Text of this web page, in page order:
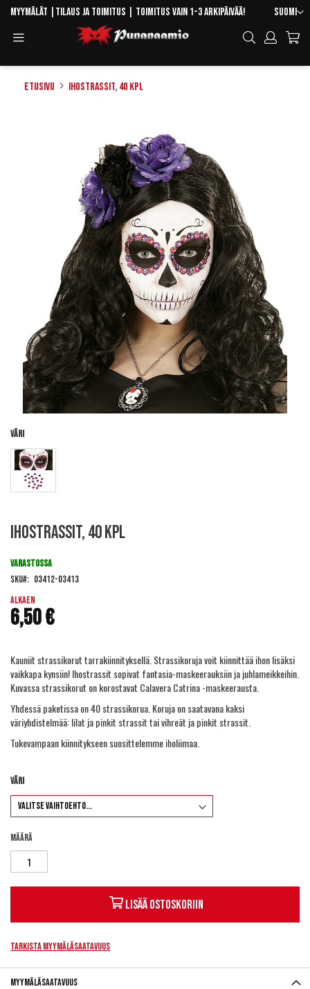
Skip
Content
Kieli
Suomi
Myymälät Tilaus ja toimitus | Toimitus vain 1-3 arkipäivää!
Hae
Etusivu Ihostrassit, 40 kpl
Väri
to
beginning
the
images
gallery
Ihostrassit, 40 kpl
Alkaen
6,50 €
VARASTOSSA
SKU
03412-03413
Kauniit strassikorut tarrakiinnityksellä. Strassikoruja voit kiinnittää ihon lisäksi
vaikkapa kynsiin! Ihostrassit sopivat fantasia-maskeerauksiin ja juhlameikkeihin.
Kuvassa strassikorut on korostavat Calavera Catrina -maskeerausta.
Yhdessä paketissa on 40 strassikorua. Koruja on saatavana kaksi
väriyhdistelmää: lilat ja pinkit strassit tai vihreät ja pinkit strassit.
Tukevampaan kiinnitykseen suosittelemmeiholiimaa
Väri
Määrä
Lisää ostoskoriin
Tarkista myymäläsaatavuus
Myymäläsaatavuus